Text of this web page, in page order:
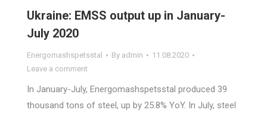
Ukraine: EMSS output up in January-
July 2020
Energomashspetsstal By admin
11.08.2020
Leave a comment
In January-July, Energomashspetsstal produced 39
thousand tons of steel, up by 25.8% YoY. In July, steel